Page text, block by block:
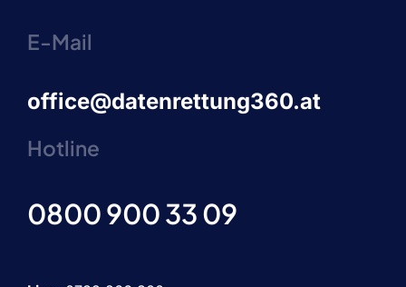
E-Mail
office@datenrettung360.at
Hotline
0800 900 33 09